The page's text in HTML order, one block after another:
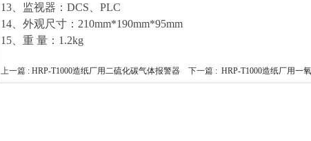
13、监视器：DCS、PLC
14、外观尺寸：210mm*190mm*95mm
15、重 量：1.2kg
上一篇 : HRP-T1000造纸厂用二硫化碳气体报警器 下一篇 : HRP-T1000造纸厂用一